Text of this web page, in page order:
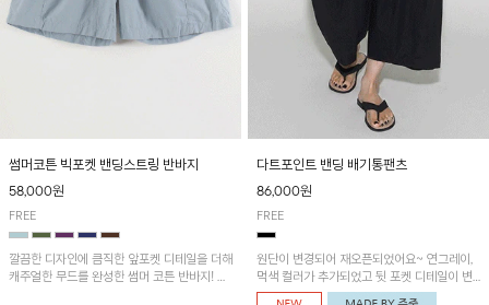
썸머코튼 빅포켓 밴딩스트링 반바지
58,000원
FREE
깔끔한 디자인에 큼직한 앞포켓 디테일을 더해
캐주얼한 무드를 완성한 썸머 코튼 반바지! 허
다트포인트 밴딩 배기통팬츠
86,000원
FREE
원단이 변경되어 재오픈되었어요~ 연그레이,
먹색 컬러가 추가되었고 뒷 포켓 디테일이 변
경되었습니다~가볍고 시원하게 착용되는 배